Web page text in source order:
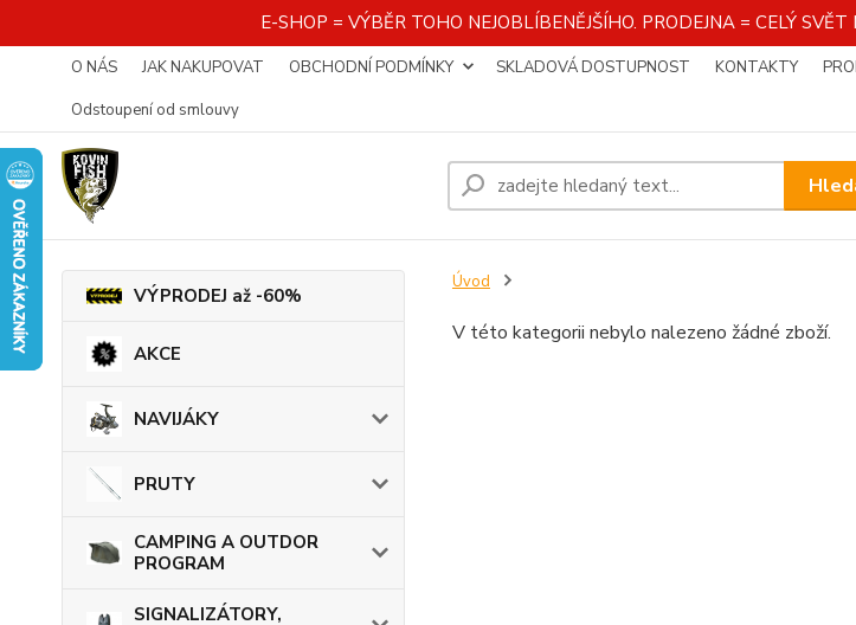
E-SHOP = VÝBĚR TOHO NEJOBLÍBENĚJŠÍHO. PRODEJNA = CELÝ
O NÁS JAK NAKUPOVAT OBCHODNÍ PODMÍNKY SKLADOVÁ DOSTUPNOST KONTAKTY
Odstoupení od smlouvy
VÝPRODEJ až -60%
AKCE
NAVIJÁKY
PRUTY
CAMPING A OUTDOR
PROGRAM
SIGNALIZÁTORY,
Úvod
V této kategorii nebylo nalezeno žádné zboží.